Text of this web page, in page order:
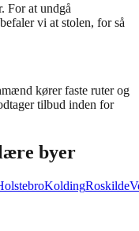
For at undgå
vi at stolen, for så
kører faste ruter og
tilbud inden for
byer
KoldingRoskilde